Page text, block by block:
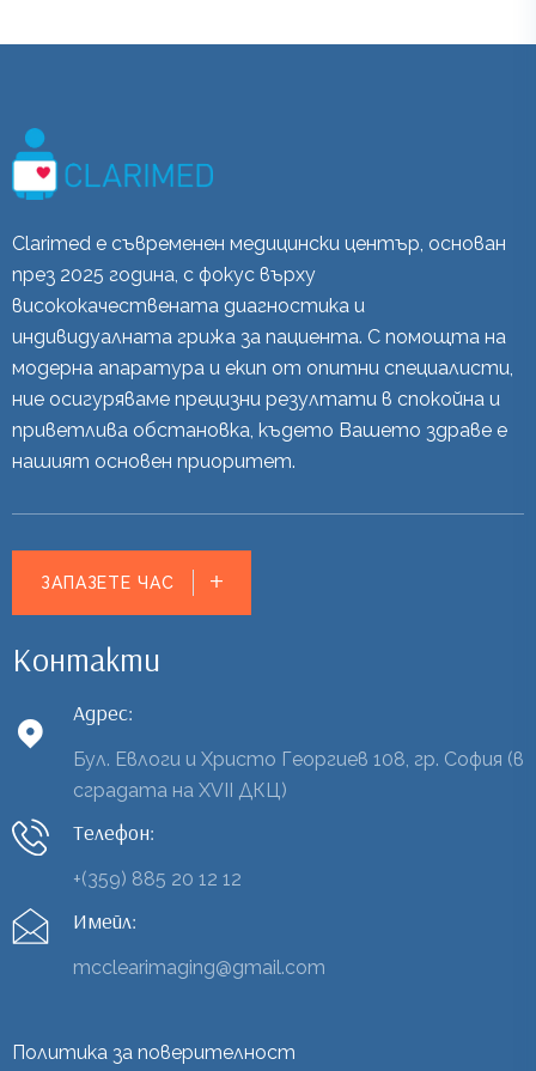
Clarimed е съвременен медицински център, основан
през 2025 година, с фокус върху
висококачествената диагностика и
индивидуалната грижа за пациента. С помощта на
модерна апаратура и екип от опитни специалисти,
ние осигуряваме прецизни резултати в спокойна и
приветлива обстановка, където Вашето здраве е
нашият основен приоритет.
ЗАПАЗЕТЕ ЧАС
Контакти
Адрес:
Бул. Евлоги и Христо Георгиев 108, гр. София (в
сградата на XVII ДКЦ)
Телефон:
+(359) 885 20 12 12
Имейл:
mcclearimaging@gmail.com
Политика за поверителност